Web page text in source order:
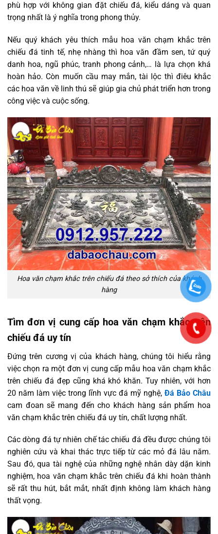
phù hợp với không gian đặt chiếu đá, kiểu dáng và quan
trọng nhất là ý nghĩa trong phong thủy.
Nếu quý khách yêu thích mẫu hoa văn chạm khắc trên
chiếu đá tinh tế, nhẹ nhàng thì hoa văn đầm sen, tứ quý
danh hoa, ngũ phúc, tranh phong cảnh,… là lựa chọn khá
hoàn hảo. Còn muốn cầu may mắn, tài lộc thì điêu khắc
các hoa văn về linh thú sẽ giúp gia chủ phát triển hơn trong
công việc và cuộc sống.
Hoa văn chạm khắc trên chiếu đá theo sở thích của khách
hàng
Tìm đơn vị cung cấp hoa văn chạm khắc trên
chiếu đá uy tín
Đứng trên cương vị của khách hàng, chúng tôi hiểu rằng
việc chọn ra một đơn vị cung cấp mẫu hoa văn chạm khắc
trên chiếu đá đẹp cũng khá khó khăn. Tuy nhiên, với hơn
20 năm làm việc trong lĩnh vực đá mỹ nghệ, Đá Bảo Châu
cam đoan sẽ mang đến cho khách hàng sản phẩm hoa
văn chạm khắc trên chiếu đá uy tín, chất lượng nhất.
Các dòng đá tự nhiên chế tác chiếu đá đều được chúng tôi
nghiên cứu và khai thác trực tiếp từ các mỏ đá lâu năm.
Sau đó, qua tài nghệ của những nghệ nhân dày dặn kinh
nghiệm, hoa văn chạm khắc trên chiếu đá khi hoàn thành
sẽ rất thu hút, bắt mắt, nhất định không làm khách hàng
thất vọng.